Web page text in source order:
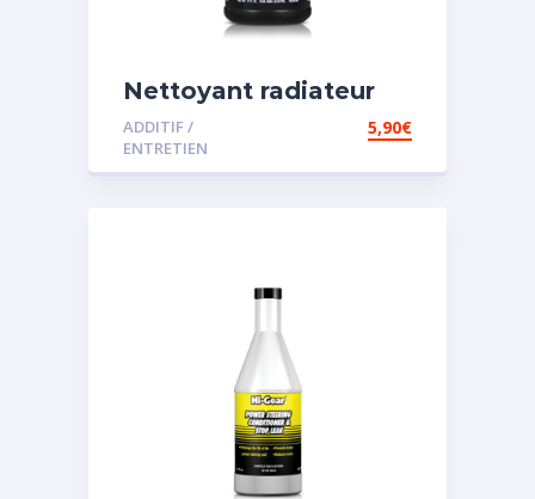
Nettoyant radiateur
ADDITIF /
ENTRETIEN
5,90€